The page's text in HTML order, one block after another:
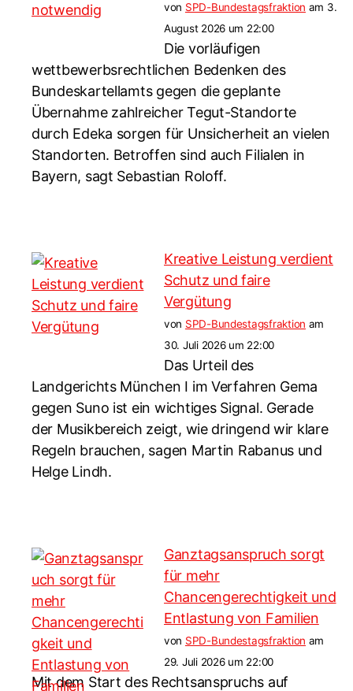
von SPD-Bundestagsfraktion am 3.
August 2026 um 22:00
Die vorläufigen
wettbewerbsrechtlichen Bedenken des
Bundeskartellamts gegen die geplante
Übernahme zahlreicher Tegut-Standorte
durch Edeka sorgen für Unsicherheit an vielen
Standorten. Betroffen sind auch Filialen in
Bayern, sagt Sebastian Roloff.
Kreative Leistung verdient
Schutz und faire
Vergütung
von SPD-Bundestagsfraktion am
30. Juli 2026 um 22:00
Das Urteil des
Landgerichts München I im Verfahren Gema
gegen Suno ist ein wichtiges Signal. Gerade
der Musikbereich zeigt, wie dringend wir klare
Regeln brauchen, sagen Martin Rabanus und
Helge Lindh.
Ganztagsanspruch sorgt
für mehr
Chancengerechtigkeit und
Entlastung von Familien
von SPD-Bundestagsfraktion am
29. Juli 2026 um 22:00
Mit dem Start des Rechtsanspruchs auf